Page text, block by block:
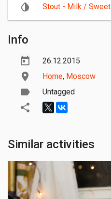
Stout - Milk / Sweet
Info
26.12.2015
Home, Moscow
Untagged
Similar activities